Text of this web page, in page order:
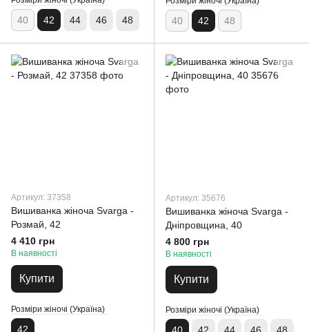
40 42 44 46 48 40 42 48
Артикул: 37358
Вишиванка жіноча Svarga -
Розмай, 42
4 410 грн
В наявності
Купити
Розміри жіночі (Україна)
42
Артикул: 35676
Вишиванка жіноча Svarga -
Дніпровщина, 40
4 800 грн
В наявності
Купити
Розміри жіночі (Україна)